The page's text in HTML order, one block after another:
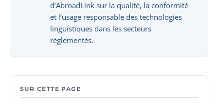
d’AbroadLink sur la qualité, la conformité
et l’usage responsable des technologies
linguistiques dans les secteurs
réglementés.
SUR CETTE PAGE